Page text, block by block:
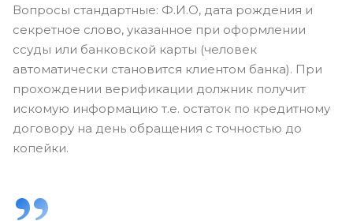
Вопросы стандартные: Ф.И.О, дата рождения и
секретное слово, указанное при оформлении
ссуды или банковской карты (человек
автоматически становится клиентом банка). При
прохождении верификации должник получит
искомую информацию т.е. остаток по кредитному
договору на день обращения с точностью до
копейки.